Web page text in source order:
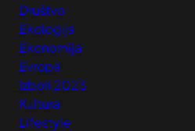
Društvo
Ekologija
Ekonomija
Evropa
Izbori 2023
Kultura
Lifestyle